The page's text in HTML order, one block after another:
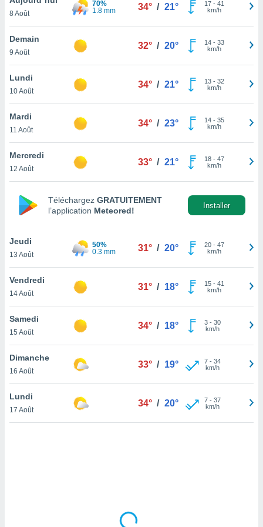
et
»,
au
vous
qu'ils
ou
le
ainsi
un
la
du
votre
à
en
le
8 Août
70%
1.8 mm
34° / 21° 17- 41
km/h
Demain
9 Août
32° / 20° 14- 33
km/h
Lundi
10 Août
34° / 21° 13- 32
km/h
Mardi
11 Août
34° / 23° 14- 35
km/h
Mercredi
12 Août
33° / 21° 18- 47
km/h
Téléchargez GRATUITEMENT
l’application Meteored!
Installer
Jeudi
13 Août
50%
0.3 mm
31° / 20° 20- 47
km/h
Vendredi
14 Août
31° / 18° 15- 41
km/h
Samedi
15 Août
34° / 18° 3- 30
km/h
Dimanche
16 Août
33° / 19° 7- 34
km/h
Lundi
17 Août
34° / 20° 7- 37
km/h